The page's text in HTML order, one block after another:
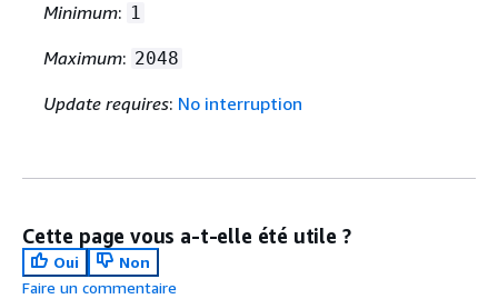
Minimum: 1
Maximum: 2048
Update requires: No interruption
Cette page vous a-t-elle été utile ?
Oui
Non
Faire un commentaire